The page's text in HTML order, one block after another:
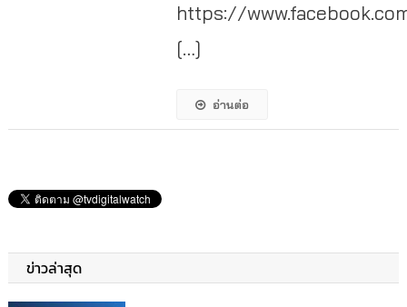
https://
[…]
อ่านต่อ
ข่าวล่าสุด